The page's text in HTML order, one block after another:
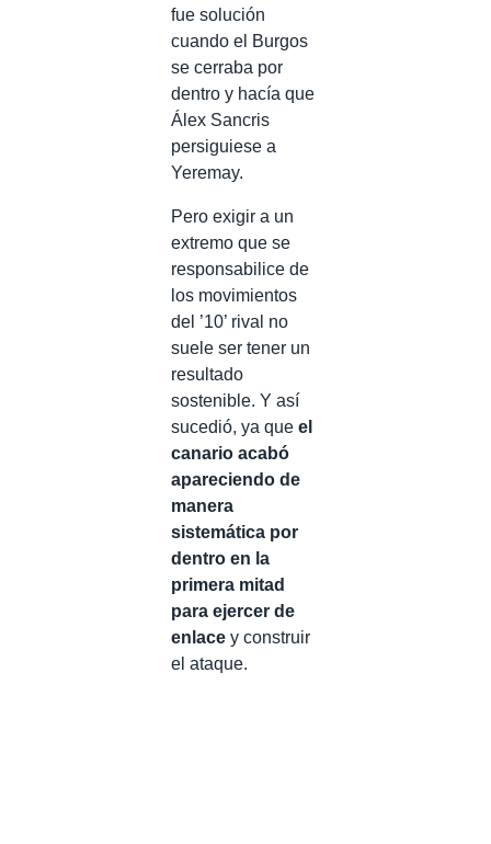
fue solución
cuando el Burgos
se cerraba por
dentro y hacía que
Álex Sancris
persiguiese a
Yeremay.
Pero exigir a un
extremo que se
responsabilice de
los movimientos
del ’10’ rival no
suele ser tener un
resultado
sostenible. Y así
sucedió, ya que el
canario acabó
apareciendo de
manera
sistemática por
dentro en la
primera mitad
para ejercer de
enlace y construir
el ataque.